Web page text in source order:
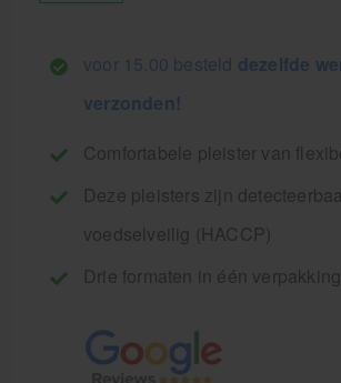
voor 15.00 besteld dezelfde
verzonden!
Comfortabele pleister van
Deze pleisters zijn
voedselveilig (HACCP)
Drie formaten in één verpakking